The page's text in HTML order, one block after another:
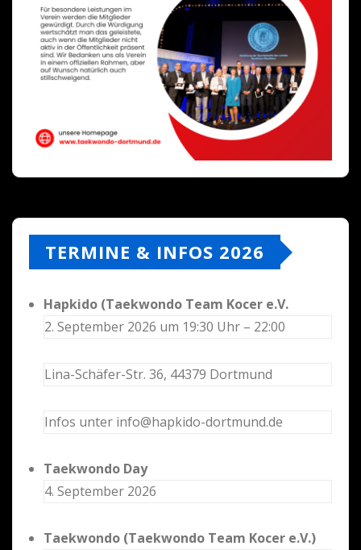
TERMINE & INFOS 2026
Hapkido (Taekwondo Team Kocer e.V.
2. September 2026 um 19:30 Uhr – 22:00
Lina-Schäfer-Str. 36, 44379 Dortmund
Infos unter info@hapkido-dortmund.de
Taekwondo Day
4. September 2026
Taekwondo (Taekwondo Team Kocer e.V.)